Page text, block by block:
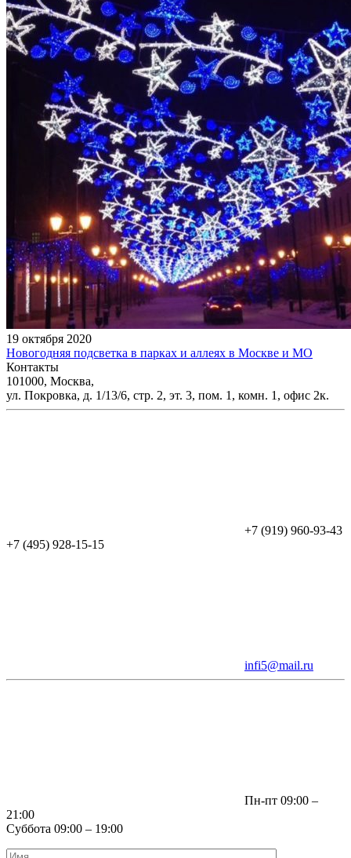
19 октября 2020
Новогодняя подсветка в парках и аллеях в Москве и МО
Контакты
101000, Москва,
ул. Покровка, д. 1/13/6, стр. 2, эт. 3, пом. 1, комн. 1, офис 2к.
+7 (919) 960-93-43
+7 (495) 928-15-15
infi5@mail.ru
Пн-пт 09:00 –
21:00
Суббота 09:00 – 19:00